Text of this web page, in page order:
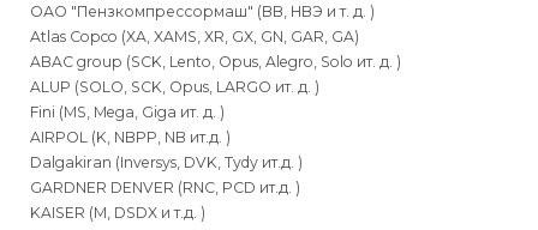
ОАО "Пензкомпрессормаш" (ВВ, НВЭ и т. д. )
Atlas Copco (XA, XAMS, XR, GX, GN, GAR, GA)
ABAC group (SCK, Lento, Opus, Alegro, Solo ит. д. )
ALUP (SOLO, SCK, Opus, LARGO ит. д. )
Fini (MS, Mega, Giga ит. д. )
AIRPOL (K, NBPP, NB ит.д. )
Dalgakiran (Inversys, DVK, Tydy ит.д. )
GARDNER DENVER (RNC, PCD ит.д. )
KAISER (М, DSDX и т.д. )